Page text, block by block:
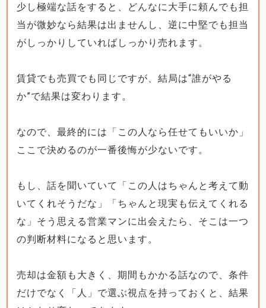
少し極端な話をすると、どんなに大手に頼んでも担
当が微妙なら結果は出ませんし、逆に中堅でも担当
がしっかりしていればしっかり売れます。
賃貸でも売買でも同じですが、結局は“誰がやる
か”で結果は変わります。
なので、最終的には「この人なら任せてもいいか」
ここで決めるのが一番後悔が少ないです。
もし、話を聞いていて「この人はちゃんと考えて動
いてくれそうだな」「ちゃんと現実も伝えてくれる
な」そう思える営業マンに出会えたら、そこは一つ
の判断材料になると思います。
売却は金額も大きく、期間もかかる話なので、条件
だけでなく「人」で選ぶ視点を持っておくと、結果